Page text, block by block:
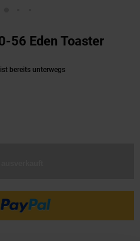
56 Eden Toaster
bereits unterwegs